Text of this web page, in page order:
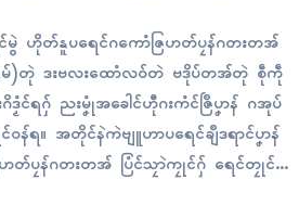
ဟိုတ်နူပရေၚ်ဂကောံဇြဟတ်ပၠန်ဂတးတအ်
ရုမ်)တုဲ ဒးဗလးထောံလဝ်တဲ ဗဒိုပ်တအ်တုဲ စဵုကဵု
ဒၟံၚ်ရဂှ် ညးမၞုံအခေါၚ်ဟီုဂးကံၚ်ဇြဳပၞာန် ဂအုပ်
န်ရ။ အတိုၚ်နဲကဲဗျူဟာပရေၚ်ချဳဒရာၚ်ပၞာန်
ဟတ်ပၠန်ဂတးတအ် ပြံၚ်သၠာဲကၠုၚ်ဂှ် ရေၚ်တၠုၚ်စဵု